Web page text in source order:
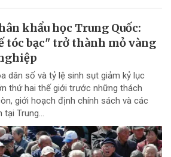
khẩu học Trung Quốc:
tóc bạc" trở thành mỏ vàng
dân số và tỷ lệ sinh sụt giảm kỷ lục
thứ hai thế giới trước những thách
giới hoạch định chính sách và các
tại Trung...